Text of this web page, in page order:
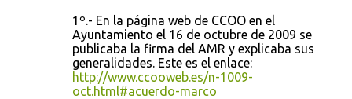
1º.- En la página web de CCOO en el
Ayuntamiento el 16 de octubre de 2009 se
publicaba la firma del AMR y explicaba sus
generalidades. Este es el enlace:
http://www.ccooweb.es/n-1009-
oct.html#acuerdo-marco